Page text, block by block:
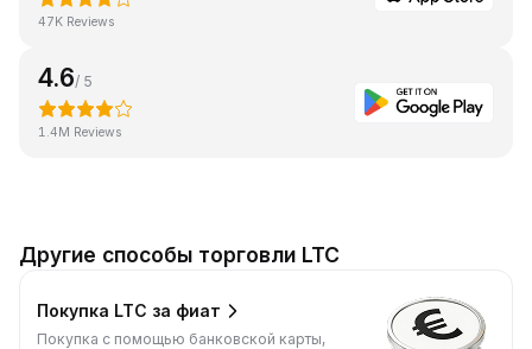
47K Reviews
4.6/ 5
1.4M Reviews
Другие способы торговли LTC
Покупка LTC за фиат
Покупка с помощью банковской карты,